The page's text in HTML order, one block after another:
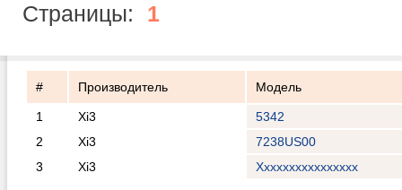
Страницы: 1
# Производитель Модель
1 Xi3
5342
2
Xi3
7238US00
3
Xi3 Xxxxxxxxxxxxxxxx